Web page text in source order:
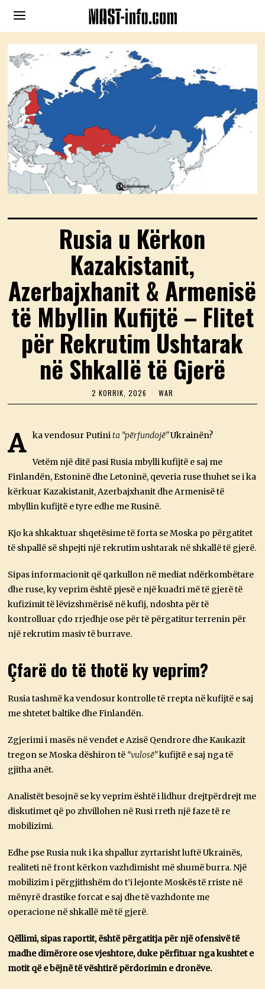
Rusia u Kërkon
Kazakistanit,
Azerbajxhanit & Armenisë
të Mbyllin Kufijtë – Flitet
për Rekrutim Ushtarak
në Shkallë të Gjerë
2 KORRIK, 2026
K
I
,
2
0
2
6
WAR
A ka vendosur Putinita “përfundojë”Ukrainën?
Vetëm një ditë pasi Rusia mbylli kufijtë e saj me
Finlandën, Estoninë dhe Letoninë, qeveria ruse thuhet se i ka
kërkuar Kazakistanit, Azerbajxhanit dhe Armenisë të
mbyllin kufijtë e tyre edhe me Rusinë.
Kjo ka shkaktuar shqetësime të forta se Moska po përgatitet
të shpallë së shpejti një rekrutim ushtarak në shkallë të gjerë.
Sipas informacionit që qarkullon në mediat ndërkombëtare
dhe ruse, ky veprim është pjesë e një kuadri më të gjerë të
kufizimit të lëvizshmërisë në kufij, ndoshta për të
kontrolluar çdo rrjedhje ose për të përgatitur terrenin për
një rekrutim masiv të burrave.
Çfarë do të thotë ky veprim?
Rusia tashmë ka vendosur kontrolle të rrepta në kufijtë e saj
me shtetet baltike dhe Finlandën.
Zgjerimi i masës në vendet e Azisë Qendrore dhe Kaukazit
tregon se Moska dëshiron të “vulosë”kufijtë e saj nga të
gjitha anët.
Analistët besojnë se ky veprim është i lidhur drejtpërdrejt me
diskutimet që po zhvillohen në Rusi rreth një faze të re
mobilizimi.
Edhe pse Rusia nuk i ka shpallur zyrtarisht luftë Ukrainës,
realiteti në front kërkon vazhdimisht më shumë burra. Një
mobilizim i përgjithshëm do t’i lejonte Moskës të rriste në
mënyrë drastike forcat e saj dhe të vazhdonte me
operacione në shkallë më të gjerë.
Qëllimi, sipas raportit, është përgatitja për një ofensivë të
madhe dimërore ose vjeshtore, duke përfituar nga kushtet e
motit që e bëjnë të vështirë përdorimin e dronëve.